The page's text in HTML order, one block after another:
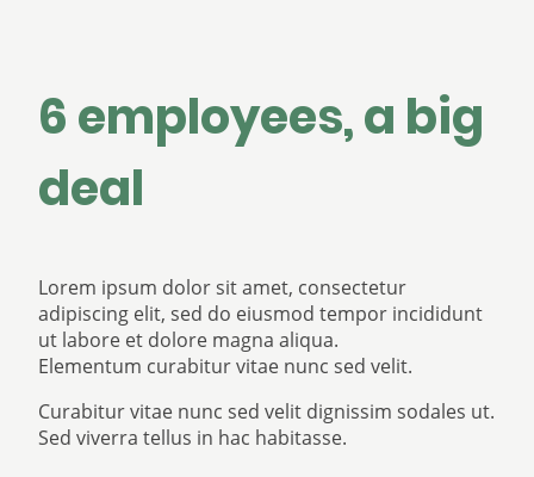
6 employees, a big
deal
Lorem ipsum dolor sit amet, consectetur
adipiscing elit, sed do eiusmod tempor incididunt
ut labore et dolore magna aliqua.
Elementum curabitur vitae nunc sed velit.
Curabitur vitae nunc sed velit dignissim sodales ut.
Sed viverra tellus in hac habitasse.